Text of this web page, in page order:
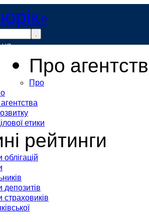
.
Про
Про
етики
рейтинги
депозитів
страховиків